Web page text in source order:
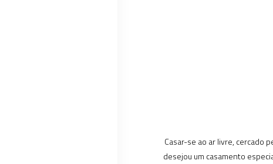
Casar-se ao ar livre, cercado
desejou um casamento